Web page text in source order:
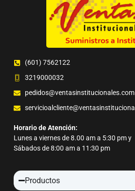
(601) 7562122
3219000032
pedidos@ventasinstitucionales.com
Horario de Atención:
Lunes a viernes de 8.00 am a 5:30 pm y
Sábados de 8:00 am a 11:30 pm
Productos